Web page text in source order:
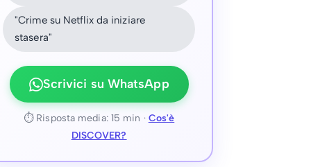
"Crime su Netflix da iniziare
stasera"
Scrivici su WhatsApp
⏱ Risposta media: 15 min · Cos'è
DISCOVER?